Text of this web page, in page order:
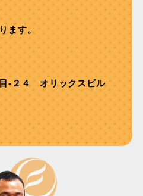
ます。
-２４ オリックスビル